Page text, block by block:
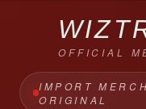
OFFICIAL
IMPORT
ORIGINAL